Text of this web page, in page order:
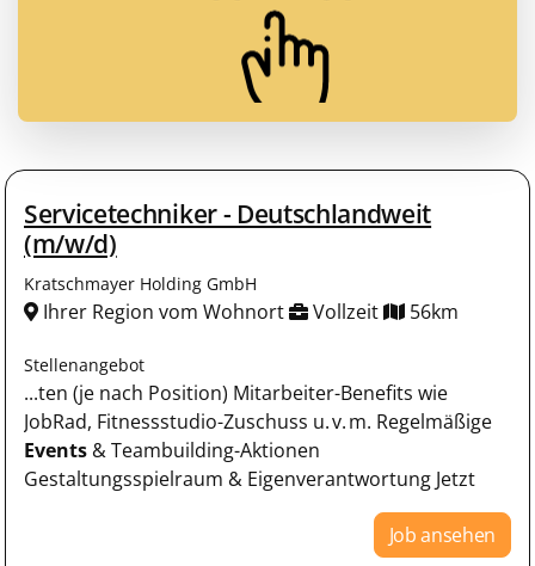
Servicetechniker - Deutschlandweit
(m/w/d)
Kratschmayer Holding GmbH
Ihrer Region vom Wohnort Vollzeit 56km
Stellenangebot
...ten (je nach Position) Mitarbeiter-Benefits wie
JobRad, Fitnessstudio-Zuschuss u. v. m. Regelmäßige
Events & Teambuilding-Aktionen
Gestaltungsspielraum & Eigenverantwortung Jetzt
Job ansehen